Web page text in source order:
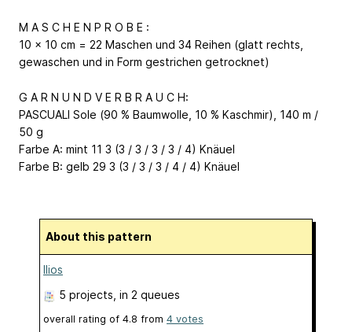
M A S C H E N P R O B E :
10 x 10 cm = 22 Maschen und 34 Reihen (glatt rechts,
gewaschen und in Form gestrichen getrocknet)
G A R N U N D V E R B R A U C H:
PASCUALI Sole (90 % Baumwolle, 10 % Kaschmir), 140 m /
50 g
Farbe A: mint 11 3 (3 / 3 / 3 / 3 / 4) Knäuel
Farbe B: gelb 29 3 (3 / 3 / 3 / 4 / 4) Knäuel
About this pattern
Ilios
5 projects , in 2 queues
overall rating of 4.8 from 4 votes